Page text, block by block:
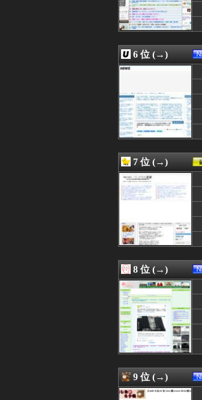
08/06 19:55
08/06 19:55
08/06 19:52
08/06 19:51
08/06 19:50
08/06 19:50
08/06 19:50
08/06 19:49
08/06 19:47
08/06 19:47
08/06 19:47
08/06 19:45
08/06 19:45
08/06 19:45
08/06 19:45
08/06 19:45
08/06 19:42
08/06 19:41
08/06 19:41
08/06 19:41
08/06 19:40
08/06 19:40
08/06 19:40
08/06 19:40
08/06 19:40
08/06 19:39
08/06 19:39
08/06 19:39
08/06 19:38
08/06 19:35
08/06 19:35
6 位 (→)
7 位 (→)
8 位 (→)
9 位 (→)